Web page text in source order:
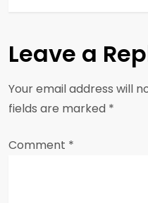
n
a
v
i
Leave a
Your email address will
fields are marked *
Comment *